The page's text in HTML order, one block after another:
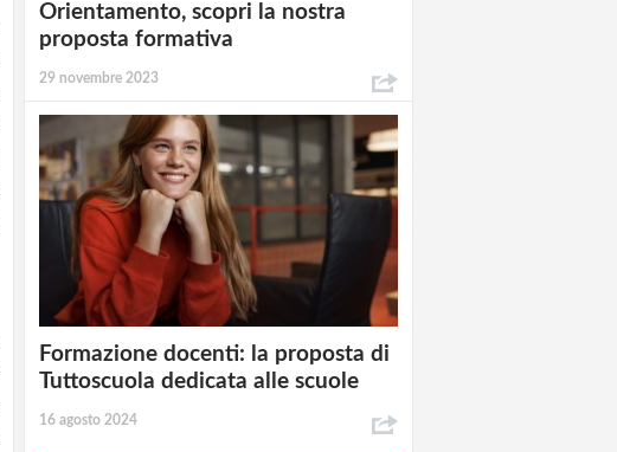
Orientamento, scopri la nostra
proposta formativa
29 novembre 2023
Formazione docenti: la proposta di
Tuttoscuola dedicata alle scuole
16 agosto 2024